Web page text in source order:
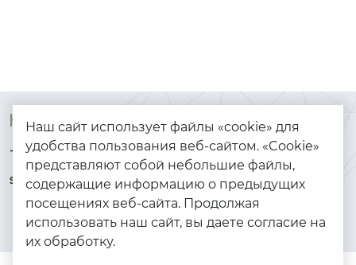
Контакты
+7 (925) 144-64-73
serebryanyye.grani@mail.ru
Каталог
Браслеты
Золото
Серебро
Наш сайт использует файлы «cookie» для
удобства пользования веб-сайтом. «Cookie»
представляют собой небольшие файлы,
содержащие информацию о предыдущих
посещениях веб-сайта. Продолжая
использовать наш сайт, вы даете согласие на
их обработку.